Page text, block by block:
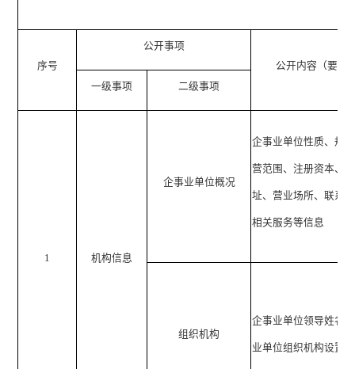
序号
公开事项
公开内容（要素
一级事项
二级事项
1 机构信息
企事业单位概况
企事业单位性质、规
营范围、注册资本、
址、营业场所、联系
相关服务等信息
组织机构
企事业单位领导姓名
业单位组织机构设置